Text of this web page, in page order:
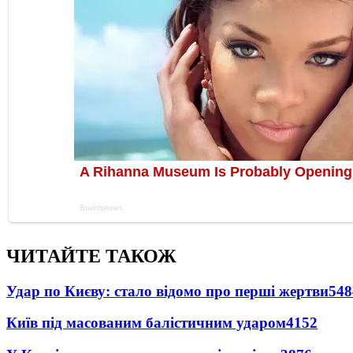
ЧИТАЙТЕ ТАКОЖ
Удар по Києву: стало відомо про перші жертви
Київ під масованим балістичним ударом4152